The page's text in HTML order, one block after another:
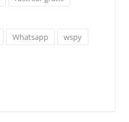
Whatsapp
wspy